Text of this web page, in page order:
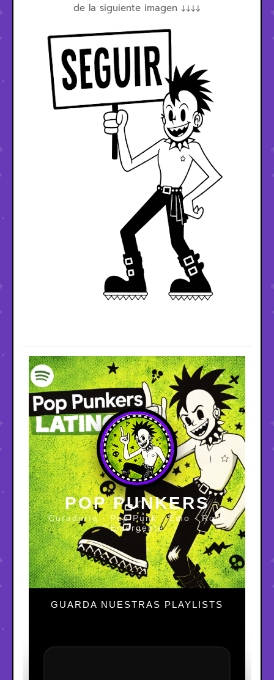
de la siguiente imagen ↓↓↓↓
POP PUNKERS
Curaduría · Pop Punk · Emo · Rock
Emergente
GUARDA NUESTRAS PLAYLISTS